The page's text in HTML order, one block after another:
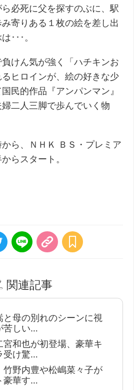
必死に父を探すのぶに、駅
寄りある１枚の絵を差し出
･･･。
けん気が強く「ハチキンお
ヒロインが、絵の好きな少
民的作品『アンパンマン』
二人三脚で歩んでいく物
ら、ＮＨＫ ＢＳ・プレミア
らスタート。
関連記事
と母の別れのシーンに視
苦しい…
宮和也が初登場、豪華キ
受け驚…
竹野内豊や松嶋菜々子が
豪華す…